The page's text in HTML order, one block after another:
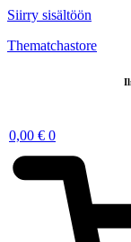
Siirry sisältöön
Thematchastore
0,00 € 0